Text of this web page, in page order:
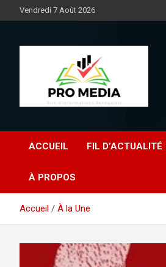
au
Vendredi 7 Août 2026
ACCUEIL FIL D’ACTUALITÉ
À PROPOS
Accueil À la Une